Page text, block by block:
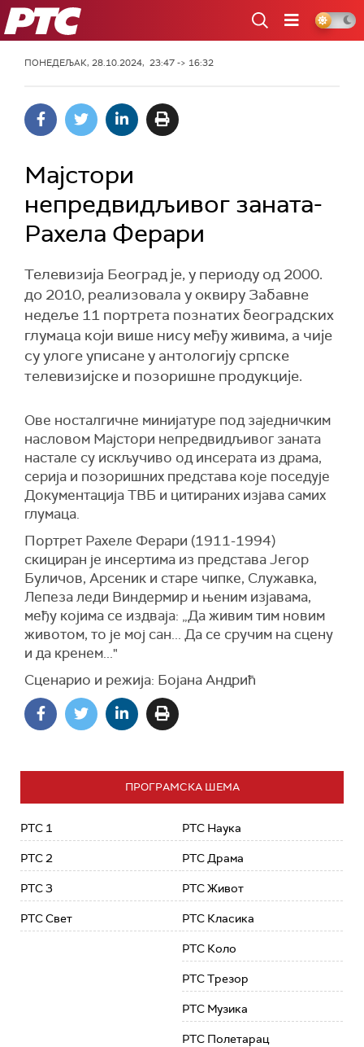
РТС
ПОНЕДЕЉАК, 28.10.2024, 23:47 -> 16:32
Мајстори
непредвидљивог заната-
Рахела Ферари
Телевизија Београд је, у периоду од 2000.
до 2010, реализовала у оквиру Забавне
недеље 11 портрета познатих београдских
глумаца који више нису међу живима, а чије
су улоге уписане у антологију српске
телевизијске и позоришне продукције.
Ове носталгичне минијатуре под заједничким
насловом Мајстори непредвидљивог заната
настале су искључиво од инсерата из драма,
серија и позоришних представа које поседује
Документација ТВБ и цитираних изјава самих
глумаца.
Портрет Рахеле Ферари (1911-1994)
скициран је инсертима из представа Јегор
Буличов, Арсеник и старе чипке, Служавка,
Лепеза леди Виндермир и њеним изјавама,
међу којима се издваја: „Да живим тим новим
животом, то је мој сан... Да се сручим на сцену
и да кренем..."
Сценарио и режија: Бојана Андрић
ПРОГРАМСКА ШЕМА
РТС 1
РТС 2
РТС 3
РТС Свет
РТС Наука
РТС Драма
РТС Живот
РТС Класика
РТС Коло
РТС Трезор
РТС Музика
РТС Полетарац